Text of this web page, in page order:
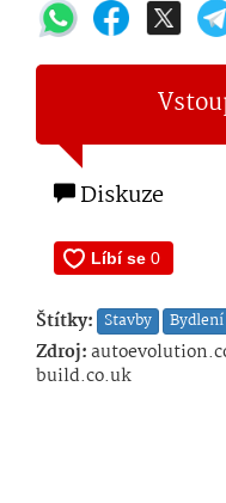
Diskuze
Štítky: Stavby Bydlení
Zdroj:
build.co.uk